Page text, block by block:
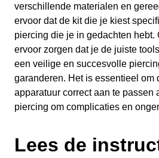
verschillende materialen en
ervoor dat de kit die je kiest
piercing die je in gedachten hebt.
ervoor zorgen dat je de juiste
een veilige en succesvolle
garanderen. Het is essentieel om
apparatuur correct aan te passen
piercing om complicaties en
Lees de